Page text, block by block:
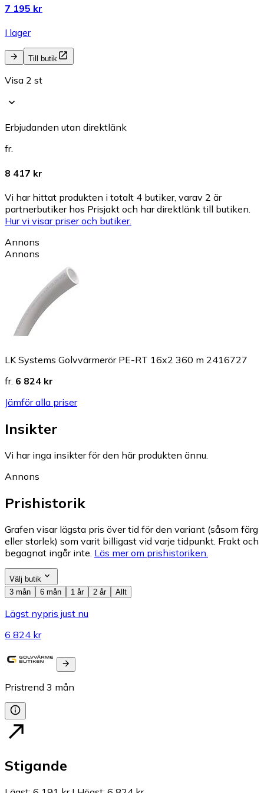
7 195 kr
I lager
Till butik
Visa 2 st
Erbjudanden utan direktlänk
fr.
8 417 kr
Vi har hittat produkten i totalt 4 butiker, varav 2 är
partnerbutiker hos Prisjakt och har direktlänk till butiken.
Hur vi visar priser och butiker.
Annons
Annons
LK Systems Golvvärmerör PE-RT 16x2 360 m 2416727
fr. 6 824 kr
Jämför alla priser
Insikter
Vi har inga insikter för den här produkten ännu.
Annons
Prishistorik
Grafen visar lägsta pris över tid för den variant (såsom färg
eller storlek) som varit billigast vid varje tidpunkt. Frakt och
begagnat ingår inte. Läs mer om prishistoriken.
Välj butik
3 mån
6 mån 1 år 2 år Allt
Lägst nypris just nu
6 824 kr
Pristrend 3 mån
Stigande